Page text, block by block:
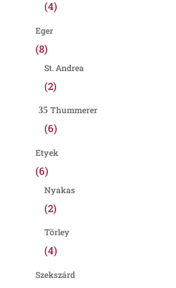
(4)
Eger
(8)
St. Andrea
(2)
Thummerer
(6)
Etyek
(6)
Nyakas
(2)
Törley
(4)
Szekszárd